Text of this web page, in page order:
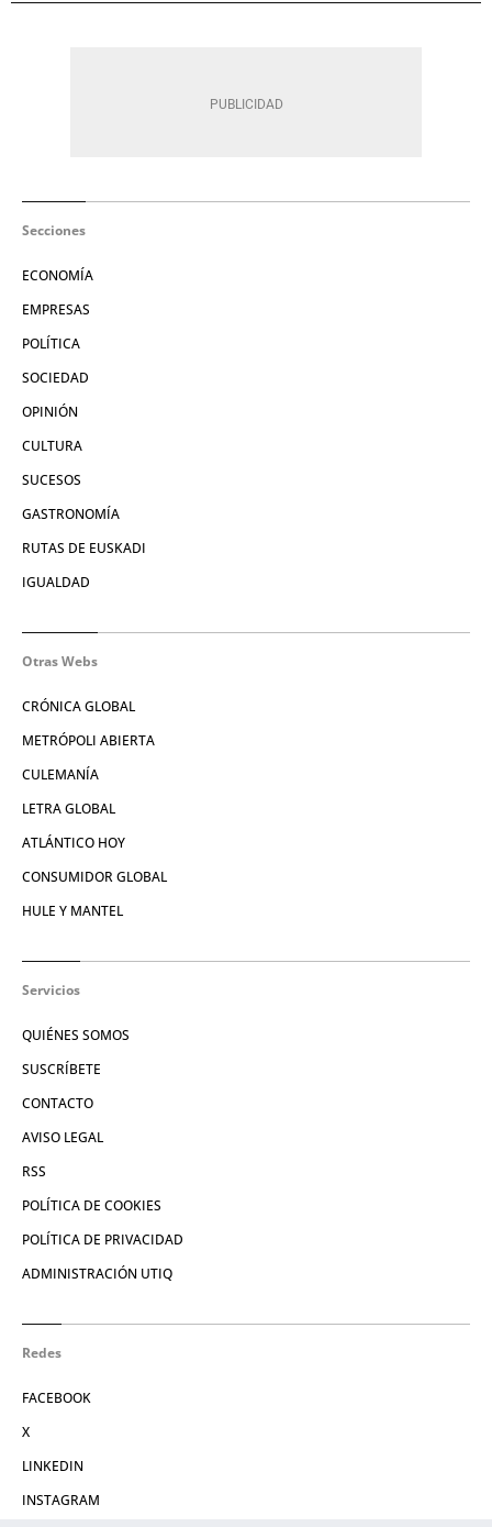
Secciones
ECONOMÍA
EMPRESAS
POLÍTICA
SOCIEDAD
OPINIÓN
CULTURA
SUCESOS
GASTRONOMÍA
RUTAS DE EUSKADI
IGUALDAD
Otras Webs
CRÓNICA GLOBAL
METRÓPOLI ABIERTA
CULEMANÍA
LETRA GLOBAL
ATLÁNTICO HOY
CONSUMIDOR GLOBAL
HULE Y MANTEL
Servicios
QUIÉNES SOMOS
SUSCRÍBETE
CONTACTO
AVISO LEGAL
RSS
POLÍTICA DE COOKIES
POLÍTICA DE PRIVACIDAD
ADMINISTRACIÓN UTIQ
Redes
FACEBOOK
X
LINKEDIN
INSTAGRAM